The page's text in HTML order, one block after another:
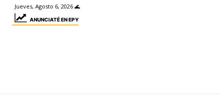
Jueves, Agosto 6, 2026 🌊
ANUNCIATÉ EN EPY